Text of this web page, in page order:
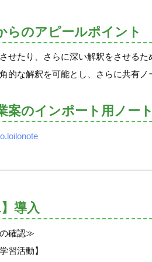
らのアピールポイント
せたり、さらに深い解釈をさせる
的な解釈を可能とし、さらに共有
案のインポート用ノー
】導入
確認≫
習活動】